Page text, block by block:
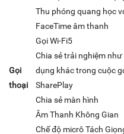
Thu phóng quang học
Gọi
thoại
FaceTime âm thanh
Gọi Wi-Fi5
Chia sẻ trải nghiệm
dụng khác trong cuộc
SharePlay
Chia sẻ màn hình
Âm Thanh Không Gian
Chế độ micrô Tách